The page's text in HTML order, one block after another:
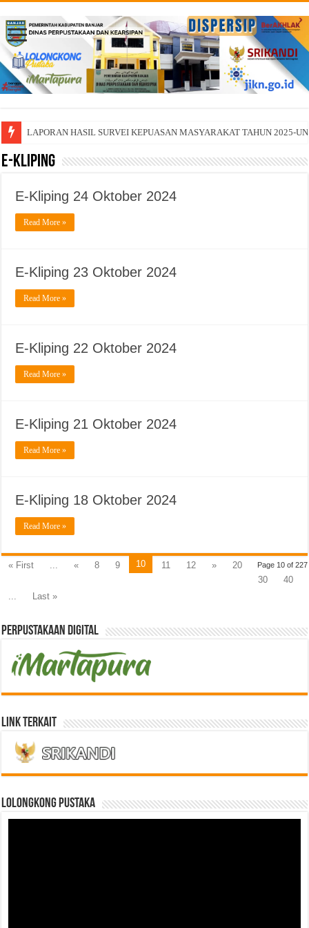
LAPORAN HASIL SURVEI KEPUASAN MASYARAKAT TAHUN 2025-
E-Kliping
E-Kliping 24 Oktober 2024
Read More »
E-Kliping 23 Oktober 2024
Read More »
E-Kliping 22 Oktober 2024
Read More »
E-Kliping 21 Oktober 2024
Read More »
E-Kliping 18 Oktober 2024
Read More »
Page 10 of 227
« First « 8 9 10 11 12 »
20
30
40
Last »
Perpustakaan Digital
Link Terkait
LOLONGKONG PUSTAKA